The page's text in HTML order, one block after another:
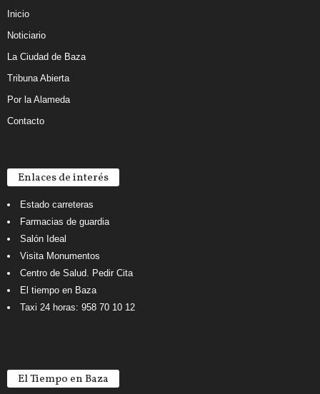
Inicio
Noticiario
La Ciudad de Baza
Tribuna Abierta
Por la Alameda
Contacto
Enlaces de interés
Estado carreteras
Farmacias de guardia
Salón Ideal
Visita Monumentos
Centro de Salud. Pedir Cita
El tiempo en Baza
Taxi 24 horas: 958 70 10 12
El Tiempo en Baza